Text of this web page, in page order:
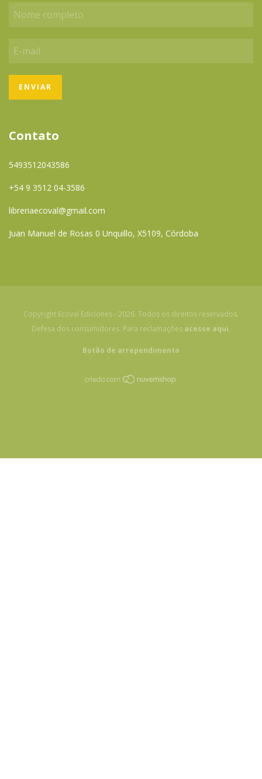
Contato
5493512043586
+54 9 3512 04-3586
libreriaecoval@gmail.com
Juan Manuel de Rosas 0 Unquillo, X5109, Córdoba
Copyright Ecoval Ediciones - 2026. Todos os direitos reservados.
Defesa dos consumidores. Para reclamações acesse aqui.
Botão de arrependimento